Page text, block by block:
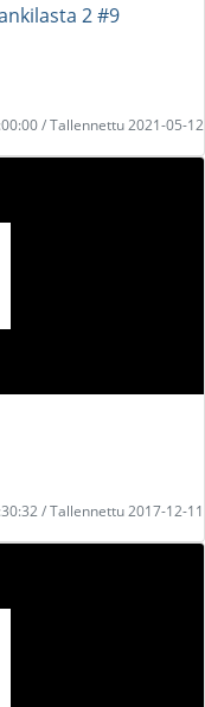
2 #9
/ Tallennettu 2021-05-12
/ Tallennettu 2017-12-11